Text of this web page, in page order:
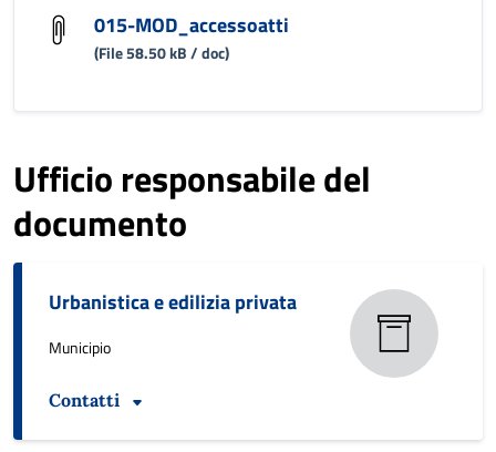
015-MOD_accessoatti
(File 58.50 kB / doc)
Ufficio responsabile del
documento
Urbanistica e edilizia privata
Municipio
Contatti